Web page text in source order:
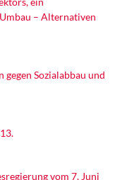
– Alternativen
Sozialabbau und
vom 7. Juni